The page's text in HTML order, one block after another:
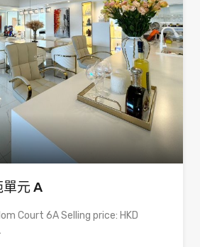
元 A
Court 6A Selling price: HKD